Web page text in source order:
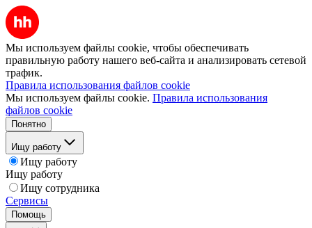
Мы используем файлы cookie, чтобы обеспечивать
правильную работу нашего веб-сайта и анализировать сетевой
трафик.
Правила использования файлов cookie
Мы используем файлы cookie. Правила использования
файлов cookie
Понятно
Ищу работу
Ищу работу
Ищу работу
Ищу сотрудника
Сервисы
Помощь